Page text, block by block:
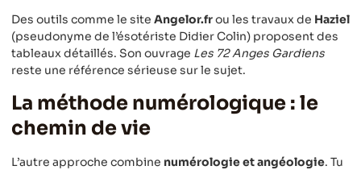
Des outils comme le site Angelor.frou les travaux de Haziel
(pseudonyme de l’ésotériste Didier Colin) proposent des
tableaux détaillés. Son ouvrage Les 72 Anges Gardiens
reste une référence sérieuse sur le sujet.
La méthode numérologique : le
chemin de vie
L’autre approche combine numérologie et angéologie. Tu